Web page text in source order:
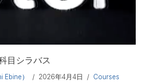
目シラバス
Ebine） 2026年4月4日 Courses